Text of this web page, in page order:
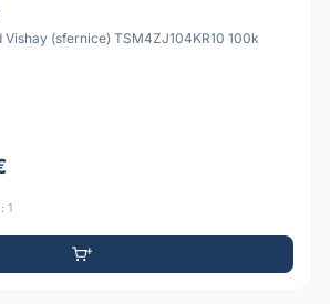
(sfernice) TSM4ZJ104KR10 100k
1